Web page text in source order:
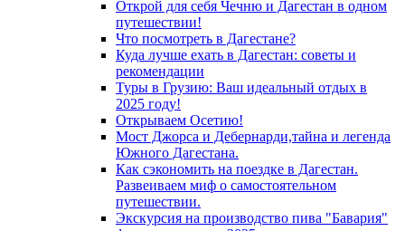
Открой для себя Чечню и Дагестан в одном
путешествии!
Что посмотреть в Дагестане?
Куда лучше ехать в Дагестан: советы и
рекомендации
Туры в Грузию: Ваш идеальный отдых в
2025 году!
Открываем Осетию!
Мост Джорса и Дебернарди,тайна и легенда
Южного Дагестана.
Как сэкономить на поездке в Дагестан.
Развеиваем миф о самостоятельном
путешествии.
Экскурсия на производство пива "Бавария"